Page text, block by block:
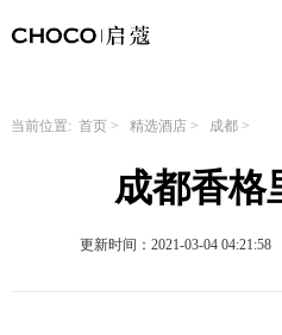
当前位置: 首页> 精选酒店> 成都>
成都香格
更新时间：2021-03-04 04:21:58